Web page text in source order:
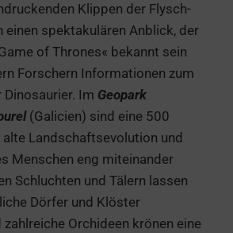
Klippen der Flysch-
einen spektakulären Anblick, der
of Thrones« bekannt sein
Forschern Informationen zum
Im Geopark
(Galicien) sind eine 500
Landschaftsevolution und
Menschen eng miteinander
Schluchten und Tälern lassen
Dörfer und Klöster
zahlreiche Orchideen krönen eine